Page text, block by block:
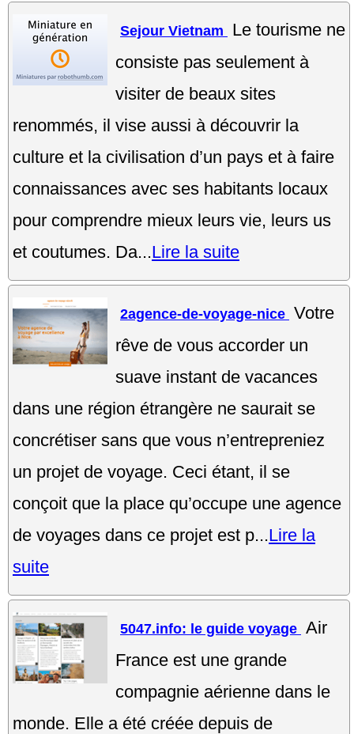
Sejour Vietnam
Le tourisme ne
consiste pas seulement à
visiter de beaux sites
renommés, il vise aussi à découvrir la
culture et la civilisation d’un pays et à faire
connaissances avec ses habitants locaux
pour comprendre mieux leurs vie, leurs us
et coutumes. Da...Lire la suite
2agence-de-voyage-nice Votre
rêve de vous accorder un
suave instant de vacances
dans une région étrangère ne saurait se
concrétiser sans que vous n’entrepreniez
un projet de voyage. Ceci étant, il se
conçoit que la place qu’occupe une agence
de voyages dans ce projet est p...Lire la
suite
5047.info: le guide voyage Air
France est une grande
compagnie aérienne dans le
monde. Elle a été créée depuis de